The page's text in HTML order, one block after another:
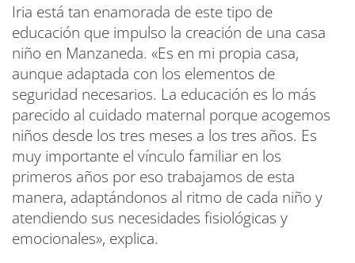
Iria está tan enamorada de este tipo de
educación que impulso la creación de una casa
niño en Manzaneda. «Es en mi propia casa,
aunque adaptada con los elementos de
seguridad necesarios. La educación es lo más
parecido al cuidado maternal porque acogemos
niños desde los tres meses a los tres años. Es
muy importante el vínculo familiar en los
primeros años por eso trabajamos de esta
manera, adaptándonos al ritmo de cada niño y
atendiendo sus necesidades fisiológicas y
emocionales», explica.